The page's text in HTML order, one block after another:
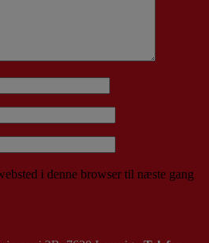
i denne browser til næste gang